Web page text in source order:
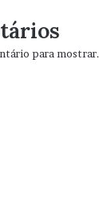
para mostrar.